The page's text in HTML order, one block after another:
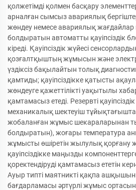
қолжетімді қолмен басқару
арналған сымсыз авариялық
жөндеу немесе авариялық жағдайлар
болдыратын автоматты қауіпсіздік
кіреді. Қауіпсіздік жүйесі
қозғалтқыштың жұмысын және электр
үздіксіз бақылайтын толық
қамтиды; қауіпсіздікке қатысты
жөндеуге қажеттілікті уақытылы
қамтамасыз етеді. Резервті
механикалық шектеуіш
жобаланған жұмыс шекараларынан
болдыратын), жоғары температура
жұмысты өшіретін жылулық қорғану
қауіпсіздікке маңызды
қоректендіруді қамтамасыз ететін
Ауыр типті маятникті қақпа
бағдарламасы әртүрлі жұмыс